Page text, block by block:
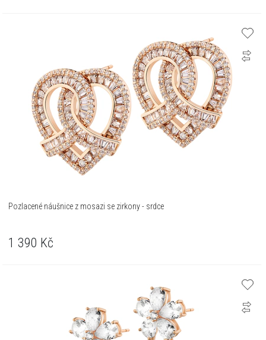
Pozlacené náušnice z mosazi se zirkony - srdce
1 390 Kč